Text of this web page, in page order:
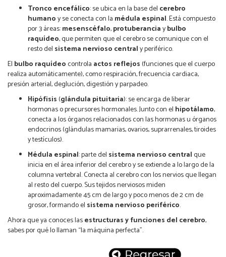
Tronco encefálico: se ubica en la base del cerebro
humanoy se conecta con la médula espinal. Está compuesto
por 3 áreas:mesenscéfalo,protuberanciaybulbo
raquídeo, que permiten que el cerebro se comunique con el
resto del sistema nervioso centraly periférico.
El bulbo raquídeocontrola actos reflejos(funciones que el cuerpo
realiza automáticamente), como respiración, frecuencia cardiaca,
presión arterial, deglución, digestión y parpadeo.
Hipófisis(glándula pituitaria): se encarga de liberar
hormonas o precursores hormonales. Junto con el hipotálamo,
conecta a los órganos relacionados con las hormonas u órganos
endocrinos (glándulas mamarias, ovarios, suprarrenales, tiroides
y testículos).
Médula espinal: parte del sistema nervioso centralque
inicia en el área inferior del cerebro y se extiende a lo largo de la
columna vertebral. Conecta al cerebro con los nervios que llegan
al resto del cuerpo. Sus tejidos nerviosos miden
aproximadamente 45 cm de largo y poco menos de 2 cm de
grosor, formando el sistema nervioso periférico.
Ahora que ya conoces lasestructuras y funciones del cerebro,
sabes por qué lo llaman “la máquina perfecta”.